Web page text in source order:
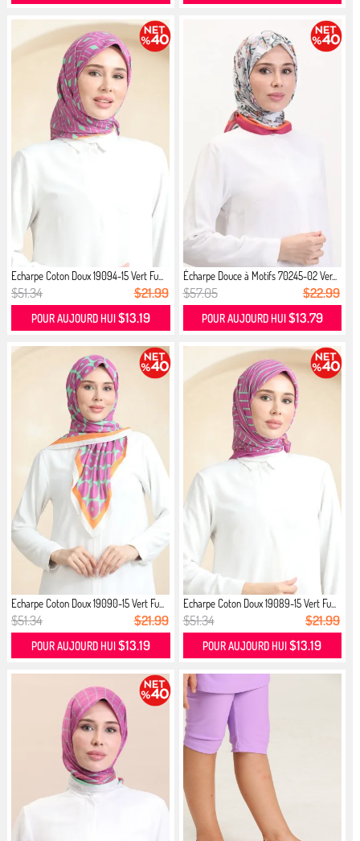
Echarpe Coton Doux 19094-15 Vert Fu...
$51.34 $21.99
POUR AUJOURD HUI $13.19
Écharpe Douce à Motifs 70245-02 Ver...
$57.05 $22.99
POUR AUJOURD HUI $13.79
Echarpe Coton Doux 19090-15 Vert Fu...
$51.34 $21.99
POUR AUJOURD HUI $13.19
Echarpe Coton Doux 19089-15 Vert Fu...
$51.34 $21.99
POUR AUJOURD HUI$13.19